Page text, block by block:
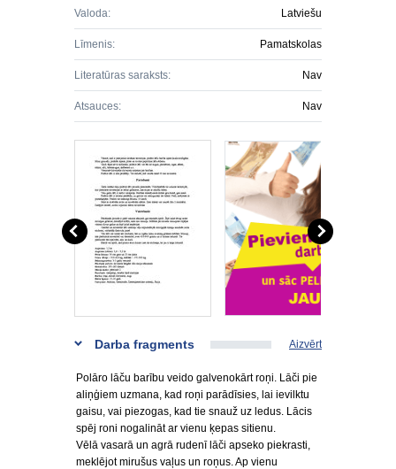
Valoda: Latviešu
Līmenis: Pamatskolas
Literatūras saraksts: Nav
Atsauces: Nav
Darba fragments Aizvērt
Polāro lāču barību veido galvenokārt roņi. Lāči pie
aliņģiem uzmana, kad roņi parādīsies, lai ievilktu
gaisu, vai piezogas, kad tie snauž uz ledus. Lācis
spēj roni nogalināt ar vienu ķepas sitienu.
Vēlā vasarā un agrā rudenī lāči apseko piekrasti,
meklējot mirušus vaļus un roņus. Ap vienu